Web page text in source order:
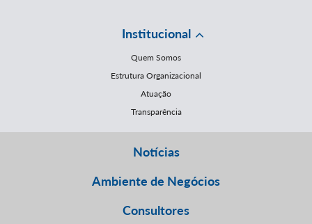
Institucional
Quem Somos
Estrutura Organizacional
Atuação
Transparência
Notícias
Ambiente de Negócios
Consultores